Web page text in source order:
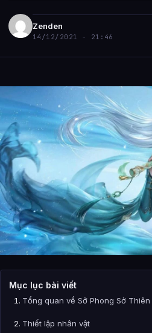
Zenden
14/12/2021 - 21:46
Mục lục bài viết
Tổng quan về Sở Phong Sở
Thiết lập nhân vật